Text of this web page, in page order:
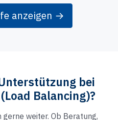
anzeigen →
bei
Balancing)?
weiter. Ob Beratung,